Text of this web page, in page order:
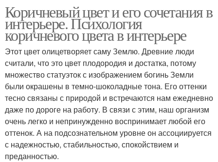
Коричневый цвет и его сочетания в
интерьере. Психология
коричневого цвета в интерьере
Этот цвет олицетворяет саму Землю. Древние люди
считали, что это цвет плодородия и достатка, потому
множество статуэток с изображением богинь Земли
были окрашены в темно-шоколадные тона. Его оттенки
тесно связаны с природой и встречаются нам ежедневно
даже по дороге на работу. В связи с этим, наш организм
очень легко и непринужденно воспринимает любой его
оттенок. А на подсознательном уровне он ассоциируется
с надежностью, стабильностью, спокойствием и
преданностью.